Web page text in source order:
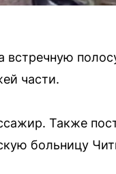
встречную
части.
Также
больницу